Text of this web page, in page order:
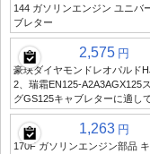
144 ガソリンエンジン ユニバ
ブレター
2,575 円
豪玦ダイヤモンドレオパルド
2、瑞霜EN125-A2A3AGX125
グGS125キャブレターに適し
1,263 円
170F ガソリンエンジン部品